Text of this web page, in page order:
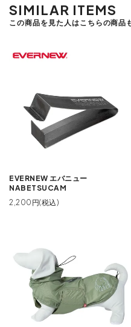
SIMILAR ITEMS
この商品を見た人はこちらの商品
EVERNEW エバニュー
NABETSUCAM
2,200円(税込)